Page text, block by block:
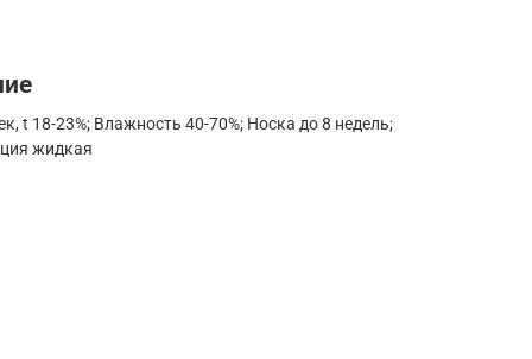
t 18-23%; Влажность 40-70%; Носка до 8 недель;
жидкая